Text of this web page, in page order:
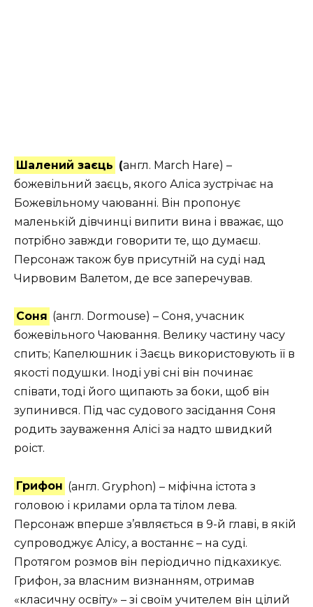
Шалений заєць (англ. March Hare) –
божевільний заєць, якого Аліса зустрічає на
Божевільному чаюванні. Він пропонує
маленькій дівчинці випити вина і вважає, що
потрібно завжди говорити те, що думаєш.
Персонаж також був присутній на суді над
Чирвовим Валетом, де все заперечував.
Соня (англ. Dormouse) – Соня, учасник
божевільного Чаювання. Велику частину часу
спить; Капелюшник і Заєць використовують її в
якості подушки. Іноді уві сні він починає
співати, тоді його щипають за боки, щоб він
зупинився. Під час судового засідання Соня
родить зауваження Алісі за надто швидкий
роіст.
Грифон (англ. Gryphon) – міфічна істота з
головою і крилами орла та тілом лева.
Персонаж вперше з’являється в 9-й главі, в якій
супроводжує Алісу, а востаннє – на суді.
Протягом розмов він періодично підкахикує.
Грифон, за власним визнанням, отримав
«класичну освіту» – зі своїм учителем він цілий